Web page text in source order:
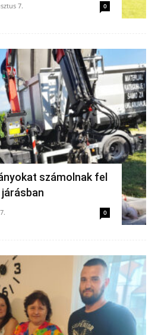
7. 0
számolnak fel
0